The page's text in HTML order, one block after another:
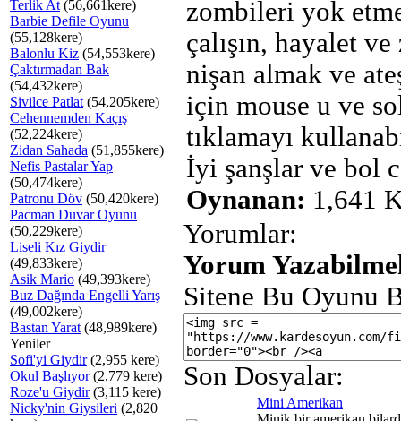
Terlik At (56,661kere)
Barbie Defile Oyunu
(55,128kere)
Balonlu Kiz (54,553kere)
Çaktırmadan Bak
(54,432kere)
Sivilce Patlat (54,205kere)
Cehennemden Kaçış
(52,224kere)
Zidan Sahada (51,855kere)
Nefis Pastalar Yap
(50,474kere)
Patronu Döv (50,420kere)
Pacman Duvar Oyunu
(50,229kere)
Liseli Kız Giydir
(49,833kere)
Asik Mario (49,393kere)
Buz Dağında Engelli Yarış
(49,002kere)
Bastan Yarat (48,989kere)
Yeniler
Sofi'yi Giydir(2,955 kere)
Okul Başlıyor(2,779 kere)
Roze'u Giydir(3,115 kere)
Nicky'nin Giysileri (2,820
zombileri yok
çalışın, hayalet
nişan almak ve
için mouse u ve
tıklamayı
İyi şanşlar ve bol
Oynanan: 1,641
Yorumlar:
Yorum
Sitene Bu Oyunu
Son Dosyalar:
Mini Amerikan